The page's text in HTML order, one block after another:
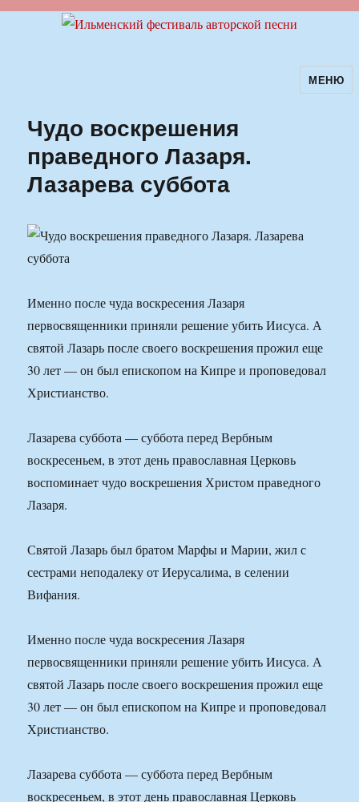
Ильменский фестиваль авторскойМЕНЮ
Чудо воскрешения
праведного Лазаря.
Лазарева суббота
Именно после чуда воскресения Лазаря
первосвященники приняли решение убить Иисуса. А
святой Лазарь после своего воскрешения прожил еще
30 лет — он был епископом на Кипре и проповедовал
Христианство.
Лазарева суббота — суббота перед Вербным
воскресеньем, в этот день православная Церковь
воспоминает чудо воскрешения Христом праведного
Лазаря.
Святой Лазарь был братом Марфы и Марии, жил с
сестрами неподалеку от Иерусалима, в селении
Вифания.
Именно после чуда воскресения Лазаря
первосвященники приняли решение убить Иисуса. А
святой Лазарь после своего воскрешения прожил еще
30 лет — он был епископом на Кипре и проповедовал
Христианство.
Лазарева суббота — суббота перед Вербным
воскресеньем, в этот день православная Церковь